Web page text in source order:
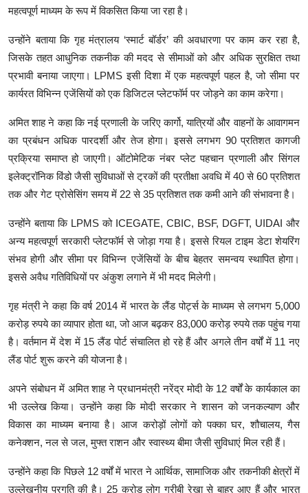
महत्वपूर्ण माध्यम के रूप में विकसित किया जा रहा है।
उन्होंने बताया कि गृह मंत्रालय ‘स्मार्ट बॉर्डर’ की अवधारणा पर काम कर रहा है,
जिसके तहत आधुनिक तकनीक की मदद से सीमाओं को और अधिक सुरक्षित तथा
प्रभावी बनाया जाएगा। LPMS इसी दिशा में एक महत्वपूर्ण पहल है, जो सीमा पर
कार्यरत विभिन्न एजेंसियों को एक डिजिटल प्लेटफॉर्म पर जोड़ने का काम करेगा।
अमित शाह ने कहा कि नई प्रणाली के जरिए कार्गो, यात्रियों और वाहनों के आवागमन
का प्रबंधन अधिक पारदर्शी और तेज होगा। इससे लगभग 90 प्रतिशत कागजी
प्रक्रिया समाप्त हो जाएगी। ऑटोमेटिक नंबर प्लेट पहचान प्रणाली और सिंगल
इलेक्ट्रॉनिक विंडो जैसी सुविधाओं से ट्रकों की प्रतीक्षा अवधि में 40 से 60 प्रतिशत
तक और गेट प्रोसेसिंग समय में 22 से 35 प्रतिशत तक कमी आने की संभावना है।
उन्होंने बताया कि LPMS को ICEGATE, CBIC, BSF, DGFT, UIDAI और
अन्य महत्वपूर्ण सरकारी प्लेटफॉर्म से जोड़ा गया है। इससे रियल टाइम डेटा शेयरिंग
संभव होगी और सीमा पर विभिन्न एजेंसियों के बीच बेहतर समन्वय स्थापित होगा।
इससे अवैध गतिविधियों पर अंकुश लगाने में भी मदद मिलेगी।
गृह मंत्री ने कहा कि वर्ष 2014 में भारत के लैंड पोर्ट्स के माध्यम से लगभग 5,000
करोड़ रुपये का व्यापार होता था, जो आज बढ़कर 83,000 करोड़ रुपये तक पहुंच गया
है। वर्तमान में देश में 15 लैंड पोर्ट संचालित हो रहे हैं और अगले तीन वर्षों में 11 नए
लैंड पोर्ट शुरू करने की योजना है।
अपने संबोधन में अमित शाह ने प्रधानमंत्री नरेंद्र मोदी के 12 वर्षों के कार्यकाल का
भी उल्लेख किया। उन्होंने कहा कि मोदी सरकार ने शासन को जनकल्याण और
विकास का माध्यम बनाया है। आज करोड़ों लोगों को पक्का घर, शौचालय, गैस
कनेक्शन, नल से जल, मुफ्त राशन और स्वास्थ्य बीमा जैसी सुविधाएं मिल रही हैं।
उन्होंने कहा कि पिछले 12 वर्षों में भारत ने आर्थिक, सामाजिक और तकनीकी क्षेत्रों में
उल्लेखनीय प्रगति की है। 25 करोड़ लोग गरीबी रेखा से बाहर आए हैं और भारत